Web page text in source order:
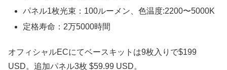
パネル1枚光束：100ルーメン、色温度:2200〜5000K
定格寿命：2万5000時間
オフィシャルECにてベースキットは9枚入りで$199
USD。追加パネル3枚 $59.99 USD。